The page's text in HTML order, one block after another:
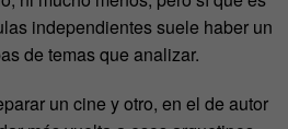
independientes suele haber un
de temas que analizar.
un cine y otro, en el de autor